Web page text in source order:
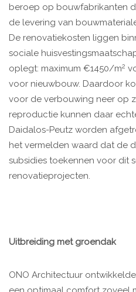
beroep op bouwfabrikanten
de levering van
De renovatiekosten liggen
sociale
oplegt: maximum €1450/m2
voor nieuwbouw. Daardoor
voor de verbouwing neer op
reproductie kunnen daar
Daidalos-Peutz worden
het vermelden waard dat de
subsidies toekennen voor dit
renovatieprojecten.
Uitbreiding met groendak
ONO Architectuur